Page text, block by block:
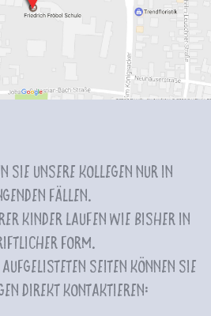
Sie unsere Kollegen nur in
Fällen.
Kinder laufen wie bisher in
Form.
Seiten können Sie
direkt kontaktieren: